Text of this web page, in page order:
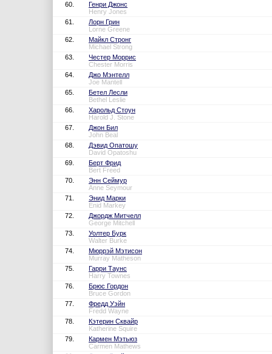
60.
Генри Джонс
Henry Jones
61.
Лорн Грин
Lorne Greene
62.
Майкл Стронг
Michael Strong
63.
Честер Моррис
Chester Morris
64.
Джо Мэнтелл
Joe Mantell
65.
Бетел Лесли
Bethel Leslie
66.
Харольд Стоун
Harold J. Stone
67.
Джон Бил
John Beal
68.
Дэвид Опатошу
David Opatoshu
69.
Берт Фрид
Bert Freed
70.
Энн Сеймур
Anne Seymour
71.
Энид Марки
Enid Markey
72.
Джордж Митчелл
George Mitchell
73.
Уолтер Бурк
Walter Burke
74.
Мюррэй Мэтисон
Murray Matheson
75.
Гарри Таунс
Harry Townes
76.
Брюс Гордон
Bruce Gordon
77.
Фредд Уэйн
Fredd Wayne
78.
Кэтерин Сквайр
Katherine Squire
79.
Кармен Мэтьюз
Carmen Mathews